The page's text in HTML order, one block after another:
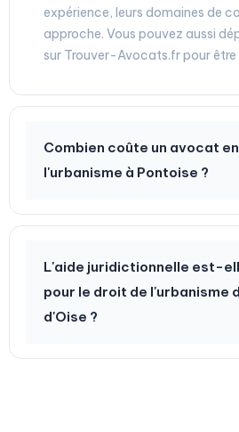
expérience, leurs domaines de
approche. Vous pouvez aussi
sur Trouver-Avocats.fr pour
Combien coûte un avocat
l'urbanisme à Pontoise ?
L'aide juridictionnelle est-
pour le droit de l'urbanisme
d'Oise ?